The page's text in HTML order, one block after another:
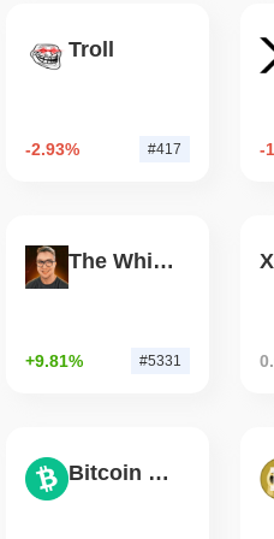
Bitcoin après que des
Troll
-2.93% #417 -
The White Bull
+9.81% #5331
Bitcoin Cash